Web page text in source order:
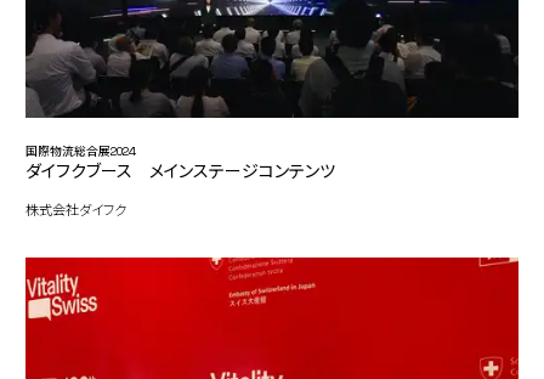
国際物流総合展2024
ダイフクブース メインステージコンテンツ
株式会社ダイフク